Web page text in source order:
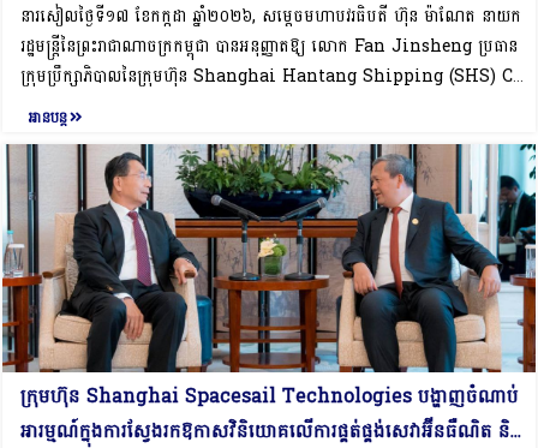
នារសៀលថ្ងៃទី១៧ ខែកក្កដា ឆ្នាំ២០២៦, សម្តេចមហាបវរធិបតី ហ៊ុន ម៉ាណែត នាយក
រដ្ឋមន្ត្រីនៃព្រះរាជាណាចក្រកម្ពុជា បានអនុញ្ញាតឱ្យ លោក Fan Jinsheng ប្រធាន
ក្រុមប្រឹក្សាភិបាលនៃក្រុមហ៊ុន Shanghai Hantang Shipping (SHS) Co.,
Ltd. និងសហការី ចូលជួបសម្ដែងការគួរសម និងពិភាក្សាការងារ ក្នុងឱកាសនៃការ
អញ្ជើញបំពេញទស្សនកិច្ចការងារ និងចូលរួមសន្និសីទបញ្ញាសិប្បនិម្មិតពិភពលោក​
ឆ្នាំ២០២៦ នៅសាធារណរដ្ឋប្រជាមានិតចិន ពីថ្ងៃទី១៥-១៧ ខែកក្កដា ឆ្នាំ២០២៦។ក្នុង
ឱកាសនៃជំនួប, លោកប្រធានក្រុមប្រឹក្សាភិបាលបានគោរពជម្រាបជូនសម្ដេចធិបតីអំពី
ប្រតិបត្តិការអាជីវកម្មរបស់ក្រុមហ៊ុន ដែលជាក្រុមហ៊ុនផ្តល់សេវាកម្មឡូជីស្ទិក និង
នាវាចរណ៍ដ៏ឈានមុខគេ ដែលមានមូលដ្ឋាននៅទីក្រុងសៀងហៃ នៃប្រទេសចិន។ អាជីវ
កម្មស្នូលរបស់ក្រុមហ៊ុន គឺផ្តោតលើការដឹកជញ្ជូនតាមផ្លូវសមុទ្រ, ការសាងសង់​​ និងរចនា
នាវា, ព្រមទាំងផ្គត់ផ្គង់សេវាកម្មឡូជីស្ទិកពីដើមដល់ចប់ (End to End
Logistics)។ លោកប្រធានក្រុមប្រឹក្សាបានគូសបញ្ជាក់ថា ដោយមើលឃើញអំពី
សក្តានុពល និងការអភិវឌ្ឍវិស័យហេដ្ឋារចនាសម្ព័ន្ធតភ្ជាប់ជាច្រើននៅកម្ពុជា ក្រុមហ៊ុនមាន
ចំណាប់អារម្មណ៍ក្នុងការស្វែងរកឱកាសវិនិយោគលើវិស័យឡូជីស្ទិកនៅប្រទេសកម្ពុជា។
ជាមួយគ្នានេះ, ផ្អែកលើសក្តានុពលនៃការកសាងហេដ្ឋារចនាសម្ព័ន្ធតភ្ជាប់ដើម្បីគាំទ្រដល់
អានបន្ត
ក្រុមហ៊ុន Shanghai Spacesail Technologies បង្ហាញចំណាប់
អារម្មណ៍ក្នុងការស្វែងរកឱកាសវិនិយោគលើការផ្គត់ផ្គង់សេវាអ៊ីនធឺណិត និង